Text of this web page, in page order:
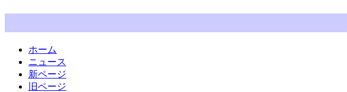
ホーム
ニュース
新ページ
旧ページ